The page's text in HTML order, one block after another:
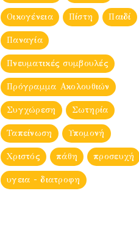
Οικογένεια Πίστη Παιδί
Παναγία
Πνευματικές συμβουλές
Πρόγραμμα Ακολουθιών
Συγχώρεση Σωτηρία
Ταπείνωση Υπομονή
Χριστός πάθη προσευχή
υγεια - διατροφη